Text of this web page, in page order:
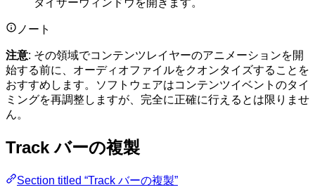
タイザーウィンドウを開きます。
ノート
注意: その領域でコンテンツレイヤーのアニメーションを開
始する前に、オーディオファイルをクオンタイズすることを
おすすめします。ソフトウェアはコンテンツイベントのタイ
ミングを再調整しますが、完全に正確に行えるとは限りませ
ん。
Track バーの複製
Section titled “Track バーの複製”